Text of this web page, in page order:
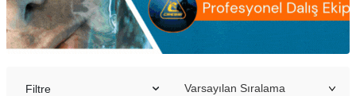
Filtre